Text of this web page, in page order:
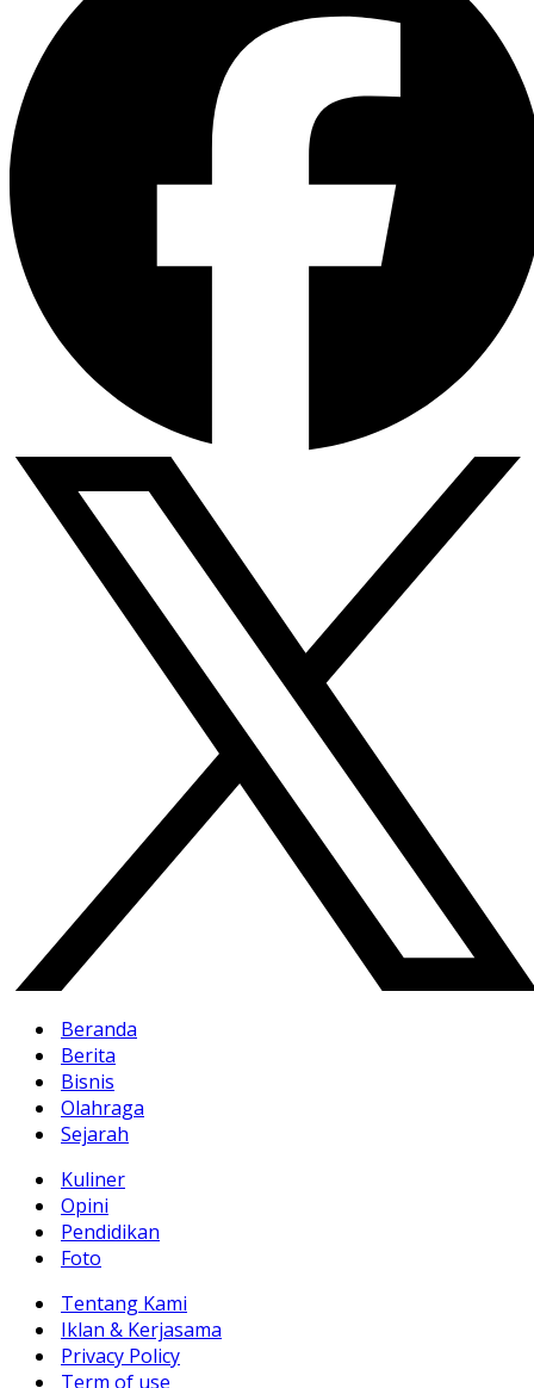
Beranda
Berita
Bisnis
Olahraga
Sejarah
Kuliner
Opini
Pendidikan
Foto
Tentang Kami
Iklan & Kerjasama
Privacy Policy
Term of use